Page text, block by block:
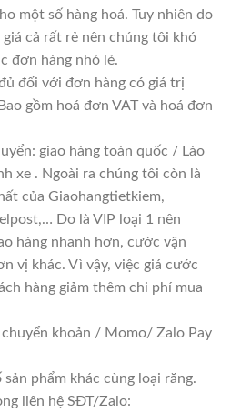
một số hàng hoá. Tuy nhiên do
giá cả rất rẻ nên chúng tôi khó
đơn hàng nhỏ lẻ.
đối với đơn hàng có giá trị
gồm hoá đơn VAT và hoá đơn
giao hàng toàn quốc / Lào
xe . Ngoài ra chúng tôi còn là
của Giaohangtietkiem,
Do là VIP loại 1 nên
hàng nhanh hơn, cước vận
vị khác. Vì vậy, việc giá cước
hàng giảm thêm chi phí mua
khoản / Momo/ Zalo Pay
phẩm khác cùng loại răng.
liên hệ SĐT/Zalo: